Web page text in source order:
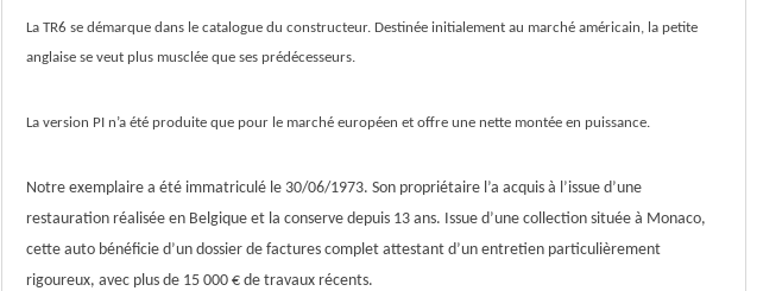
La TR6 se démarque dans le catalogue du constructeur. Destinée initialement au marché américain, la petite
anglaise se veut plus musclée que ses prédécesseurs.
La version PI n’a été produite que pour le marché européen et offre une nette montée en puissance.
Notre exemplaire a été immatriculé le 30/06/1973. Son propriétaire l’a acquis à l’issue d’une
restauration réalisée en Belgique et la conserve depuis 13 ans. Issue d’une collection située à Monaco,
cette auto bénéficie d’un dossier de factures complet attestant d’un entretien particulièrement
rigoureux, avec plus de 15 000 € de travaux récents.